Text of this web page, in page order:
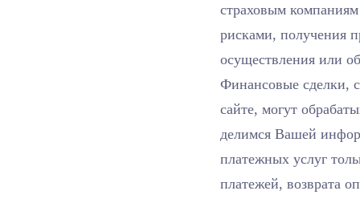
страховым
рисками, получения
осуществления или
Финансовые сделки,
сайте, могут
делимся Вашей
платежных услуг
платежей, возврата